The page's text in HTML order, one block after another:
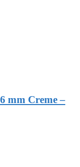
mm Creme –